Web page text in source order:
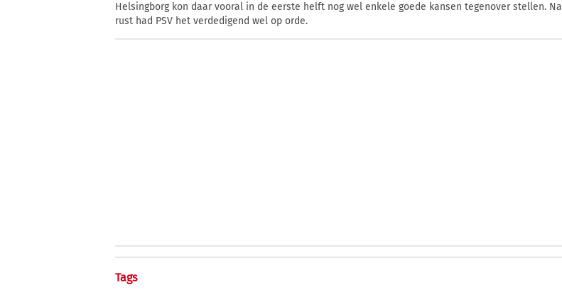
Helsingborg kon daar vooral in de eerste helft nog wel enkele goede kansen tegenover stellen. Na
rust had PSV het verdedigend wel op orde.
Tags